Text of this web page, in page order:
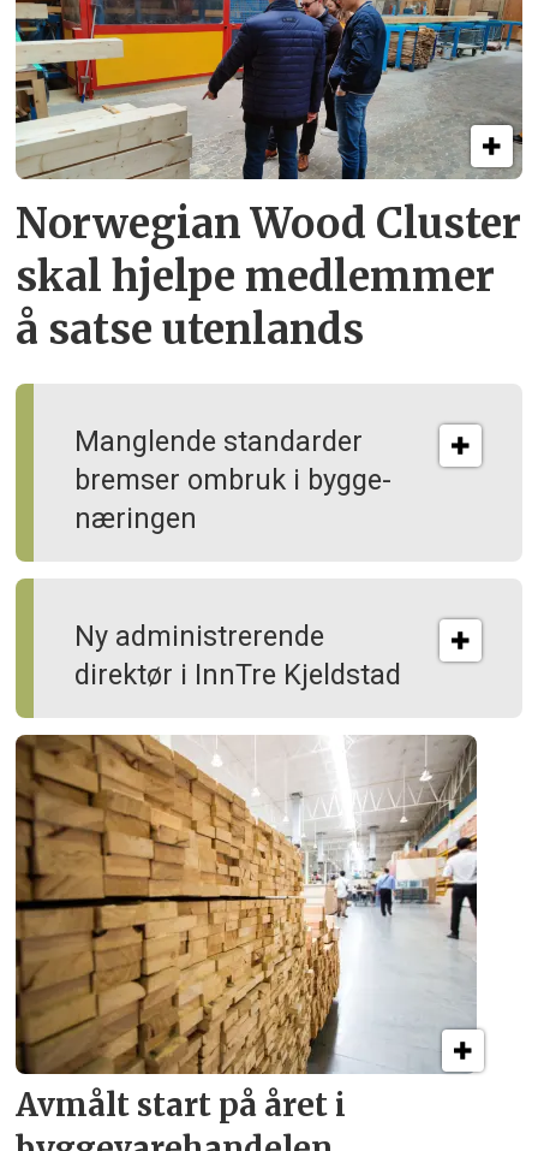
Norwegian Wood Cluster
skal hjelpe medlemmer
å satse utenlands
Manglende standarder
bremser ombruk i bygge­
næringen
Ny administrerende
direktør i InnTre Kjeldstad
Avmålt start på året i